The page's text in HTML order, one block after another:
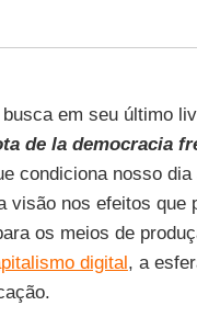
em seu último
de la democracia
condiciona nosso
visão nos efeitos que
os meios de
digital, a